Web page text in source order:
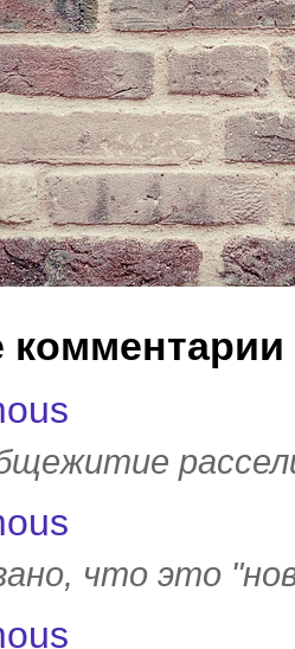
комментарии
что это